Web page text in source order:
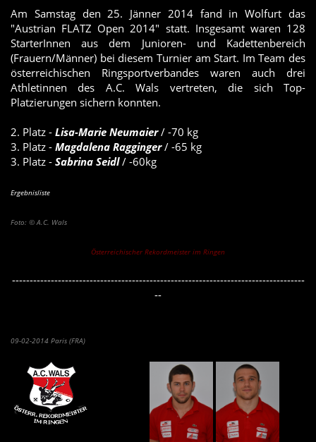
Am Samstag den 25. Jänner 2014 fand in Wolfurt das
"Austrian FLATZ Open 2014" statt. Insgesamt waren 128
StarterInnen aus dem Junioren- und Kadettenbereich
(Frauern/Männer) bei diesem Turnier am Start. Im Team des
österreichischen Ringsportverbandes waren auch drei
Athletinnen des A.C. Wals vertreten, die sich Top-
Platzierungen sichern konnten.
2. Platz - Lisa-Marie Neumaier/ -70 kg
3. Platz - Magdalena Ragginger / -65 kg
3. Platz - Sabrina Seidl/ -60kg
Ergebnisliste
Foto: © A.C. Wals
Österreichischer Rekordmeister im Ringen
-----------------------------------------------------------------------------------
--
09-02-2014 Paris (FRA)